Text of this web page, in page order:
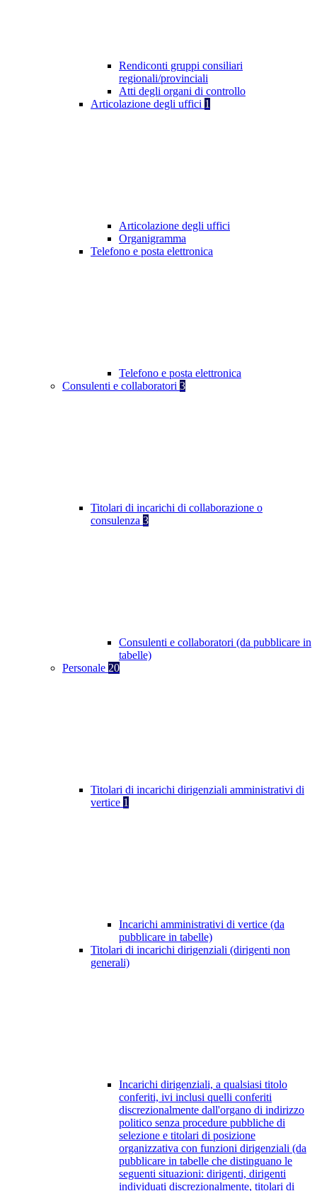
Rendiconti gruppi consiliari
regionali/provinciali
Atti degli organi di controllo
Articolazione degli uffici 1
Articolazione degli uffici
Organigramma
Telefono e posta elettronica
Telefono e posta elettronica
Consulenti e collaboratori 3
Titolari di incarichi di collaborazione o
consulenza 3
Consulenti e collaboratori (da pubblicare in
tabelle)
Personale 20
Titolari di incarichi dirigenziali amministrativi di
vertice 1
Incarichi amministrativi di vertice (da
pubblicare in tabelle)
Titolari di incarichi dirigenziali (dirigenti non
generali)
Incarichi dirigenziali, a qualsiasi titolo
conferiti, ivi inclusi quelli conferiti
discrezionalmente dall'organo di indirizzo
politico senza procedure pubbliche di
selezione e titolari di posizione
organizzativa con funzioni dirigenziali (da
pubblicare in tabelle che distinguano le
seguenti situazioni: dirigenti, dirigenti
individuati discrezionalmente, titolari di